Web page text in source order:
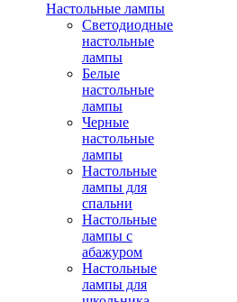
Настольные лампы
Светодиодные
настольные
лампы
Белые
настольные
лампы
Черные
настольные
лампы
Настольные
лампы для
спальни
Настольные
лампы с
абажуром
Настольные
лампы для